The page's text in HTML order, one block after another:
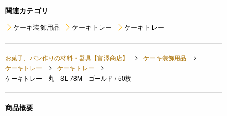
関連カテゴリ
ケーキ装飾用品 ケーキトレー ケーキトレー
お菓子、パン作りの材料・器具【富澤商店】
ケーキ装飾用品
ケーキトレー
ケーキトレー
ケーキトレー 丸 SL-78M ゴールド / 50枚
商品概要